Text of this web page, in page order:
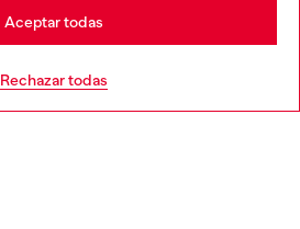
Rechazar todas
Aceptar todas